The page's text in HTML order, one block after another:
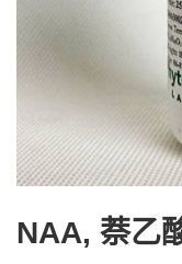
NAA, 萘乙